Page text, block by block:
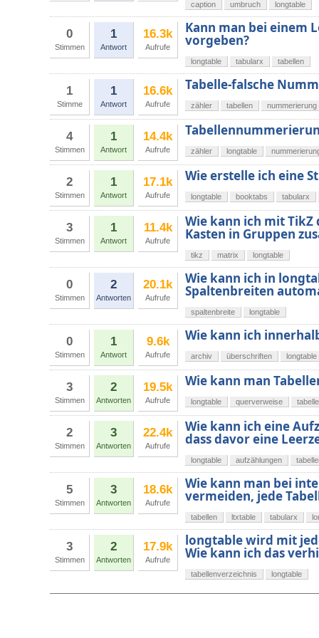
caption umbruch longtable
0
Stimmen
1
Antwort
16.3k
Aufrufe
Kann man bei einem
vorgeben?
longtable tabularx tabellen
1
Stimme
1
Antwort
16.6k
Aufrufe
Tabelle-falsche
zähler tabellen nummerierung
4
Stimmen
1
Antwort
14.4k
Aufrufe zähler longtable
2
Stimmen
1
Antwort
17.1k
Aufrufe
Wie erstelle ich eine
longtable booktabs tabularx
3
Stimmen
1
Antwort
11.4k
Aufrufe
Wie kann ich mit
Kasten in Gruppen
tikz matrix longtable
0
Stimmen
2
Antworten
20.1k
Aufrufe
Wie kann ich in
Spaltenbreiten
spaltenbreite longtable
0
Stimmen
1
Antwort
9.6k
Aufrufe
Wie kann ich
archiv überschriften longtable
3
Stimmen
2
Antworten
19.5k
Aufrufe
Wie kann man
longtable querverweise
2
Stimmen
3
Antworten
22.4k
Aufrufe
Wie kann ich eine
dass davor eine
longtable aufzählungen
5
Stimmen
3
Antworten
18.6k
Aufrufe
Wie kann man bei
vermeiden, jede
tabellen ltxtable tabularx
3
Stimmen
2
Antworten
17.9k
Aufrufe
longtable wird mit
Wie kann ich das
tabellenverzeichnis longtable